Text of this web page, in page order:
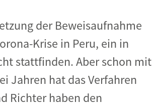
der Beweisaufnahme
Krise in Peru, ein in
stattfinden. Aber schon mit
Jahren hat das Verfahren
Richter haben den